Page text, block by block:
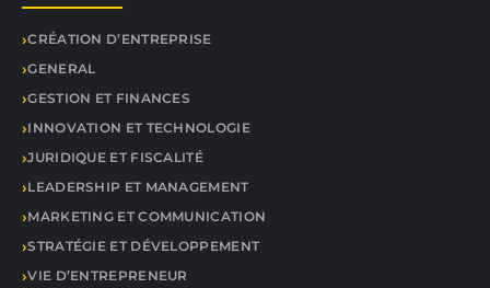
CRÉATION D’ENTREPRISE
GENERAL
GESTION ET FINANCES
INNOVATION ET TECHNOLOGIE
JURIDIQUE ET FISCALITÉ
LEADERSHIP ET MANAGEMENT
MARKETING ET COMMUNICATION
STRATÉGIE ET DÉVELOPPEMENT
VIE D’ENTREPRENEUR